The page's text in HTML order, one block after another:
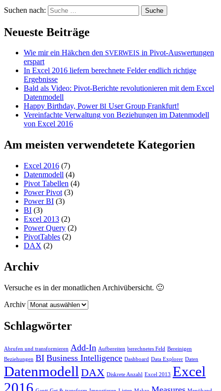
Suchen nach:
Neueste Beiträge
Wie mir ein Häkchen den SVERWEIS in Pivot-Auswertungen
erspart
In Excel 2016 liefern berechnete Felder endlich richtige
Ergebnisse
Bald als Video: Pivot-Berichte revolutionieren mit dem Excel
Datenmodell
Happy Birthday, PowerBI User Group Frankfurt!
Vereinfachte Verwaltung von Beziehungen im Datenmodell
von Excel 2016
Am meisten verwendetete Kategorien
Excel 2016 (7)
Datenmodell (4)
Pivot Tabellen (4)
Power Pivot (3)
Power BI (3)
BI (3)
Excel 2013 (2)
Power Query (2)
PivotTables (2)
DAX (2)
Archiv
Versuche es in der monatlichen Archivübersicht. 🙂
Archiv
Schlagwörter
Abrufen und transformieren Add-In Aufbereiten berechnetes Feld Bereinigen
Beziehungen BI Business Intelligence Dashboard Data Explorer Daten
Datenmodell DAX Diskrete Anzahl Excel 2013 Excel
2016